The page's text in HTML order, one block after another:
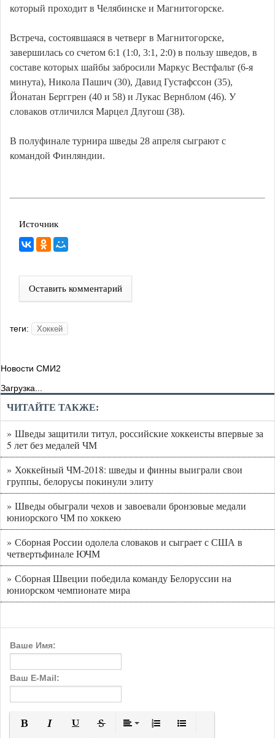
который проходит в Челябинске и Магнитогорске.
Встреча, состоявшаяся в четверг в Магнитогорске,
завершилась со счетом 6:1 (1:0, 3:1, 2:0) в пользу шведов, в
составе которых шайбы забросили Маркус Вестфальт (6-я
минута), Никола Пашич (30), Давид Густафссон (35),
Йонатан Берггрен (40 и 58) и Лукас Вернблом (46). У
словаков отличился Марцел Длугош (38).
В полуфинале турнира шведы 28 апреля сыграют с
командой Финляндии.
Источник
Оставить комментарий
теги: Хоккей
Новости СМИ2
Загрузка...
ЧИТАЙТЕ ТАКЖЕ:
» Шведы защитили титул, российские хоккеисты впервые за
5 лет без медалей ЧМ
» Хоккейный ЧМ-2018: шведы и финны выиграли свои
группы, белорусы покинули элиту
» Шведы обыграли чехов и завоевали бронзовые медали
юниорского ЧМ по хоккею
» Сборная России одолела словаков и сыграет с США в
четвертьфинале ЮЧМ
» Сборная Швеции победила команду Белоруссии на
юниорском чемпионате мира
Ваше Имя:
Ваш E-Mail: